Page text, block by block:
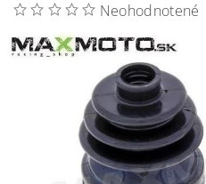
Neohodnotené